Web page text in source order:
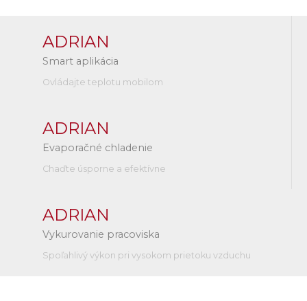
ADRIAN
Smart aplikácia
Ovládajte teplotu mobilom
ADRIAN
Evaporačné chladenie
Chaďte úsporne a efektívne
ADRIAN
Vykurovanie pracoviska
Spoľahlivý výkon pri vysokom prietoku vzduchu